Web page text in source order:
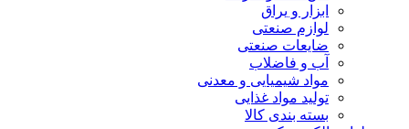
ابزار و یراق
لوازم صنعتی
ضایعات صنعتی
آب و فاضلاب
مواد شیمیایی و معدنی
تولید مواد غذایی
بسته بندی کالا